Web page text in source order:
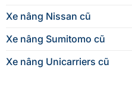
Xe nâng Nissan cũ
Xe nâng Sumitomo cũ
Xe nâng Unicarriers cũ